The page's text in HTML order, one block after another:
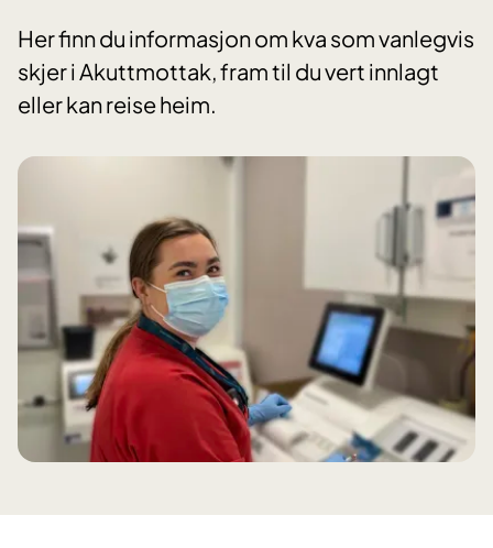
Her finn du informasjon om kva som vanlegvis
skjer i Akuttmottak, fram til du vert innlagt
eller kan reise heim.